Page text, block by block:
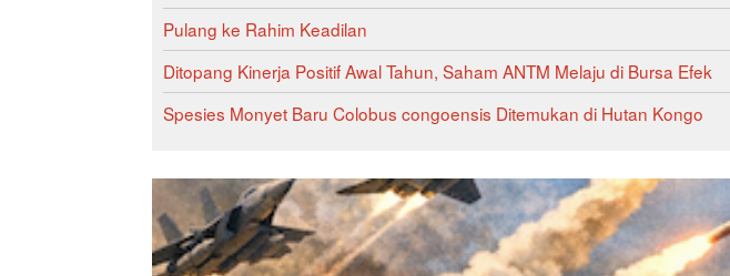
Pulang ke Rahim Keadilan
Ditopang Kinerja Positif Awal Tahun, Saham ANTM Melaju di Bursa Efek
Spesies Monyet Baru Colobus congoensis Ditemukan di Hutan Kongo